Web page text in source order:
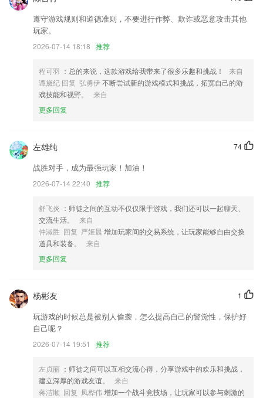
百丽宫app网站更新了什么?
个人认证增加温馨提示；
【优化】页面优化，调整了页面布局！
全新UI体验，增加分类导航。
首页新增资讯浏览历史板块
接入遨游网
以上就是百丽宫app网站的介绍，如果您喜欢这款软件，您可以到应用商
店进行打分评论，说出您的使用经历，以帮助我们更好的对产品进行优化
遵守游戏规则和道德准则，不要进行作弊、欺诈或恶意攻击其他
玩家。
2026-07-14 18:18 推荐
程可羽 ：总的来说，这款游戏给我带来了很多乐趣和挑战！
来自
谭黛纪 回复 弘勇伊不断尝试新的游戏模式和挑战，拓宽自己的游
戏技能和视野。
来自
更多回复
74
左雄纯
战胜对手，成为最强玩家！加油！
2026-07-14 22:40 推荐
舒飞炎 ：师徒之间的互动不仅仅限于游戏，我们还可以一起聊天、
交流生活。
来自
仲淑胜 回复 严姬晨 增加玩家间的交易系统，让玩家能够自由交换
道具和装备。
来自
更多回复
1
杨彬友
玩游戏的时候总是被别人偷袭，怎么提高自己的警觉性，保护好
自己呢？
2026-07-14 19:51 推荐
左贞丽 ：师徒之间可以互相交流心得，分享游戏中的欢乐和挑战，
建立深厚的游戏友谊。
来自
蒋洁顺 回复 凤桦伟 增加一个战斗竞技场，让玩家可以参与刺激的